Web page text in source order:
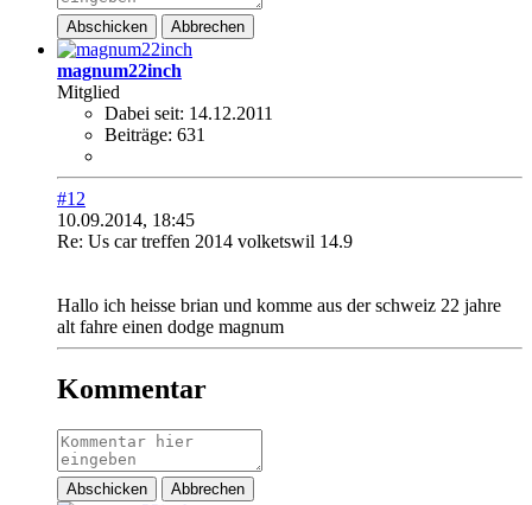
Abschicken Abbrechen
magnum22inch
Mitglied
Dabei seit: 14.12.2011
Beiträge: 631
#12
10.09.2014, 18:45
Re: Us car treffen 2014 volketswil 14.9
Hallo ich heisse brian und komme aus der schweiz 22 jahre
alt fahre einen dodge magnum
Kommentar
Abschicken Abbrechen